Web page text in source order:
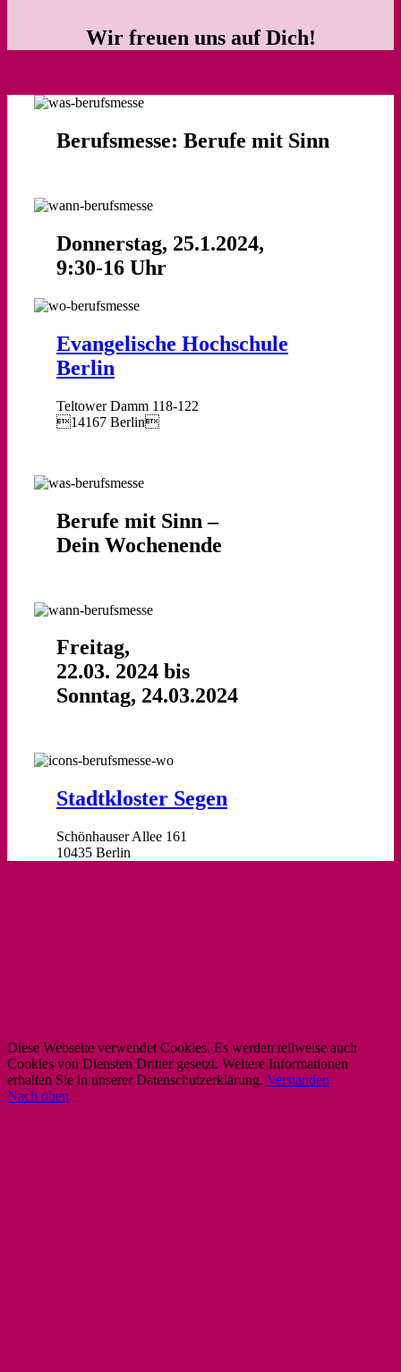
Wir freuen uns auf Dich!
Berufsmesse: Berufe mit Sinn
Donnerstag, 25.1.2024,
9:30-16 Uhr
Evangelische Hochschule
Berlin
Teltower Damm 118-122
14167 Berlin
Berufe mit Sinn –
Dein Wochenende
Freitag,
22.03. 2024 bis
Sonntag, 24.03.2024
Stadtkloster Segen
Schönhauser Allee 161
10435 Berlin
Diese Webseite verwendet Cookies. Es werden teilweise auch
Cookies von Diensten Dritter gesetzt. Weitere Informationen
erhalten Sie in unserer Datenschutzerklärung. Verstanden
Nach oben